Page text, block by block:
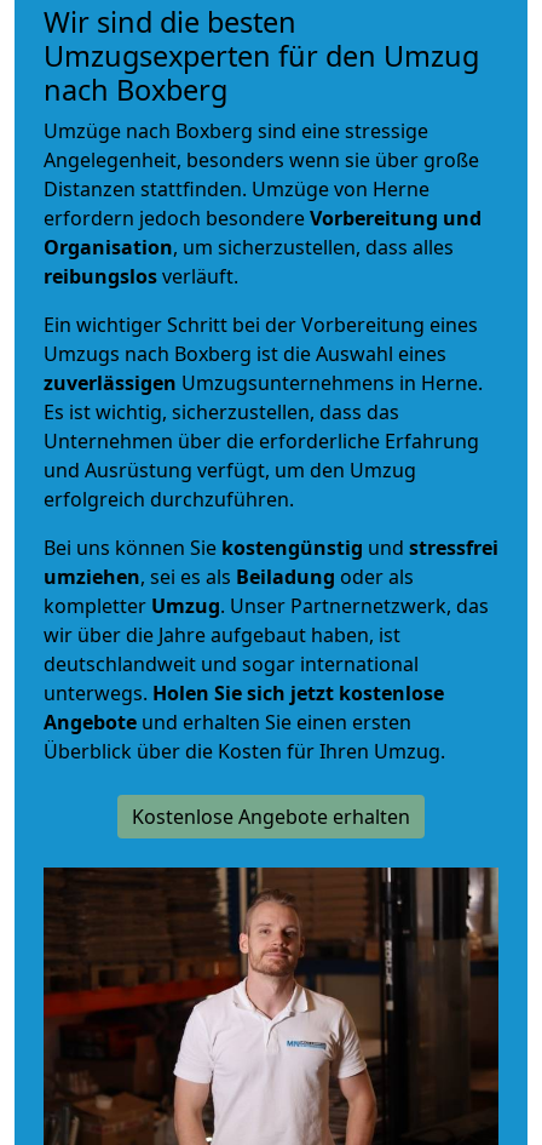
Wir sind die besten
Umzugsexperten für den Umzug
nach Boxberg
Umzüge nach Boxberg sind eine stressige
Angelegenheit, besonders wenn sie über große
Distanzen stattfinden. Umzüge von Herne
erfordern jedoch besondereVorbereitung und
Organisation, um sicherzustellen, dass alles
reibungslosverläuft.
Ein wichtiger Schritt bei der Vorbereitung eines
Umzugs nach Boxberg ist die Auswahl eines
zuverlässigen Umzugsunternehmens in Herne.
Es ist wichtig, sicherzustellen, dass das
Unternehmen über die erforderliche Erfahrung
und Ausrüstung verfügt, um den Umzug
erfolgreich durchzuführen.
Bei uns können Sie kostengünstig und stressfrei
umziehen, sei es als Beiladung oder als
kompletter Umzug. Unser Partnernetzwerk, das
wir über die Jahre aufgebaut haben, ist
deutschlandweit und sogar international
unterwegs. Holen Sie sich jetzt kostenlose
Angebote und erhalten Sie einen ersten
Überblick über die Kosten für Ihren Umzug.
Kostenlose Angebote erhalten